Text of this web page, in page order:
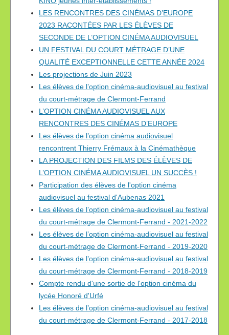
LES RENCONTRES DES CINÉMAS D’EUROPE
2023 RACONTÉES PAR LES ÉLÈVES DE
SECONDE DE L’OPTION CINÉMA AUDIOVISUEL
UN FESTIVAL DU COURT MÉTRAGE D’UNE
QUALITÉ EXCEPTIONNELLE CETTE ANNÉE 2024
Les projections de Juin 2023
Les élèves de l’option cinéma-audiovisuel au festival
du court-métrage de Clermont-Ferrand
L’OPTION CINÉMA AUDIOVISUEL AUX
RENCONTRES DES CINÉMAS D’EUROPE
Les élèves de l’option cinéma audiovisuel
rencontrent Thierry Frémaux à la Cinémathèque
LA PROJECTION DES FILMS DES ÉLÈVES DE
L’OPTION CINÉMA AUDIOVISUEL UN SUCCÈS !
Participation des élèves de l'option cinéma
audiovisuel au festival d'Aubenas 2021
Les élèves de l’option cinéma-audiovisuel au festival
du court-métrage de Clermont-Ferrand - 2021-2022
Les élèves de l’option cinéma-audiovisuel au festival
du court-métrage de Clermont-Ferrand - 2019-2020
Les élèves de l’option cinéma-audiovisuel au festival
du court-métrage de Clermont-Ferrand - 2018-2019
Compte rendu d'une sortie de l'option cinéma du
lycée Honoré d'Urfé
Les élèves de l’option cinéma-audiovisuel au festival
du court-métrage de Clermont-Ferrand - 2017-2018